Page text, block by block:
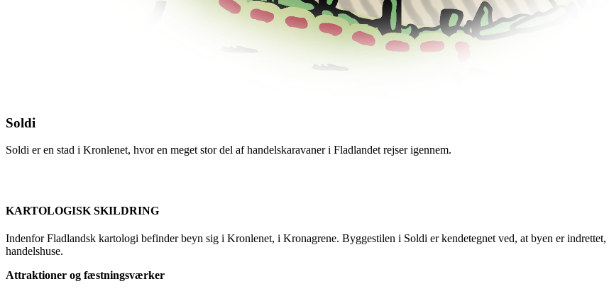
Soldi
Soldi er en stad i Kronlenet, hvor en meget stor del af handelskaravaner i Fladlandet rejser igennem.
KARTOLOGISK SKILDRING
Indenfor Fladlandsk kartologi befinder beyn sig i Kronlenet, i Kronagrene. Byggestilen i Soldi er kendetegnet ved, at byen er indrettet,
handelshuse.
Attraktioner og fæstningsværker